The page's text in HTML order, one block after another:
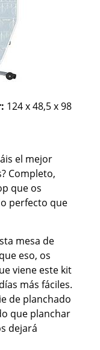
124 x 48,5 x 98
el mejor
Completo,
que os
perfecto que
mesa de
eso, os
viene este kit
más fáciles.
de planchado
que planchar
dejará